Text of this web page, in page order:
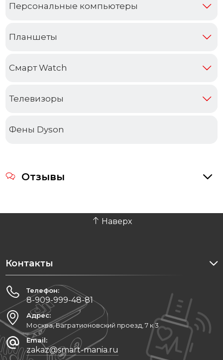
Персональные компьютеры
Планшеты
Смарт Watch
Телевизоры
Фены Dyson
Отзывы
Наверх
Контакты
Телефон:
8-909-999-48-81
Адрес:
Москва, Багратионовский проезд, 7 к 3
Email:
zakaz@smart-mania.ru